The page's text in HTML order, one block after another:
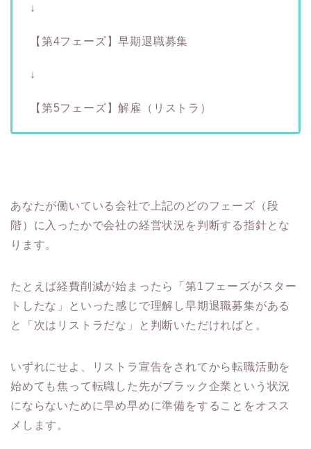
↓
【第4フェーズ】早期退職募集
↓
【第5フェーズ】解雇（リストラ）
あなたが働いている会社で上記のどのフェーズ（段
階）に入ったかで会社の経営状況を判断する指針とな
ります。
たとえば経費削減が始まったら「第1フェーズがスター
トしたな」といった感じで理解し早期退職募集がある
と「次はリストラだな」と判断いただければと。
いずれにせよ、リストラ宣告をされてから転職活動を
始めても焦って転職した先がブラック企業という状況
にならないために早め早めに準備をすることをオスス
メします。